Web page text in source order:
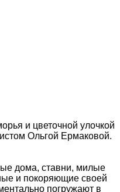
и цветочной улочкой
Ольгой Ермаковой.
дома, ставни, милые
и покоряющие своей
погружают в